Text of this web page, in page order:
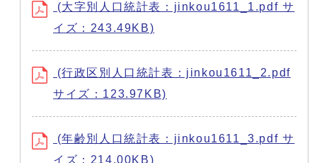
(大字別人口統計表：jinkou1611_1.pdf サ
イズ：243.49KB)
(行政区別人口統計表：jinkou1611_2.pdf
サイズ：123.97KB)
(年齢別人口統計表：jinkou1611_3.pdf サ
イズ：214.00KB)